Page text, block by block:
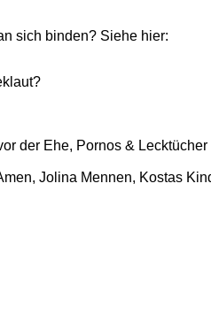
sich binden? Siehe hier:
der Ehe, Pornos & Lecktücher
Jolina Mennen, Kostas